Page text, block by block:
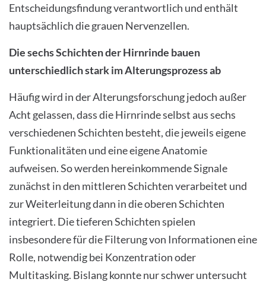
Entscheidungsfindung verantwortlich und enthält
hauptsächlich die grauen Nervenzellen.
Die sechs Schichten der Hirnrinde bauen
unterschiedlich stark im Alterungsprozess ab
Häufig wird in der Alterungsforschung jedoch außer
Acht gelassen, dass die Hirnrinde selbst aus sechs
verschiedenen Schichten besteht, die jeweils eigene
Funktionalitäten und eine eigene Anatomie
aufweisen. So werden hereinkommende Signale
zunächst in den mittleren Schichten verarbeitet und
zur Weiterleitung dann in die oberen Schichten
integriert. Die tieferen Schichten spielen
insbesondere für die Filterung von Informationen eine
Rolle, notwendig bei Konzentration oder
Multitasking. Bislang konnte nur schwer untersucht